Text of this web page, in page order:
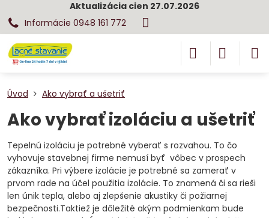
Aktualizácia cien 27.07.2026
Informácie 0948 161 772
Úvod Ako vybrať a ušetriť
Ako vybrať izoláciu a ušetriť
Tepelnú izoláciu je potrebné vyberať s rozvahou. To čo
vyhovuje stavebnej firme nemusí byť vôbec v prospech
zákazníka. Pri výbere izolácie je potrebné sa zamerať v
prvom rade na účel použitia izolácie. To znamená či sa rieši
len únik tepla, alebo aj zlepšenie akustiky či požiarnej
bezpečnosti.Taktiež je dôležité akým podmienkam bude